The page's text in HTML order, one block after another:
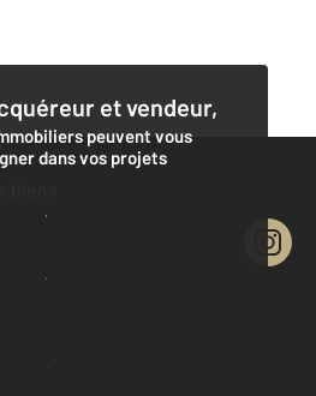
et vendeur,
peuvent vous
dans vos projets
l'agence
une estimation
à mon compte